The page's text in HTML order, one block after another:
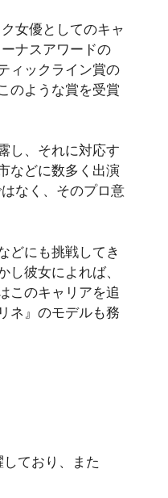
女優としてのキャ
ナスアワードの
ィックライン賞の
のような賞を受賞
し、それに対応す
などに数多く出演
なく、そのプロ意
どにも挑戦してき
彼女によれば、
このキャリアを追
ネ』のモデルも務
ており、また